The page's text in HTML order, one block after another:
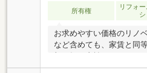
所有権
リフォ
お求めやすい価格のリノ
など含めても、家賃と同
す。＝リノベーション＝